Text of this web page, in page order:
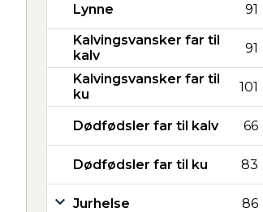
Lynne 91
Kalvingsvansker far til
kalv
91
Kalvingsvansker far til
ku
101
Dødfødsler far til kalv 66
Dødfødsler far til ku 83
Jurhelse 86